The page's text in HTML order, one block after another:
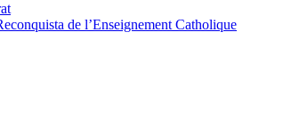
de l’Enseignement Catholique